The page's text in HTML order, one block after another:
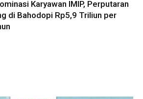
Karyawan IMIP, Perputaran
di Bahodopi Rp5,9 Triliun per